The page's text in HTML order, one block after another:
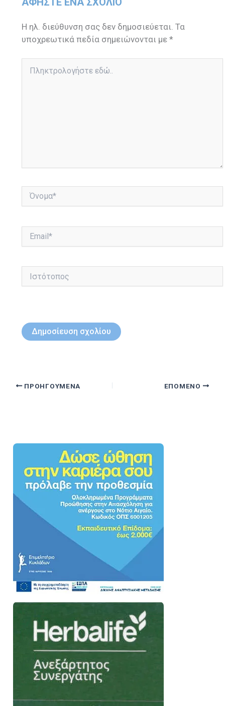
Η ηλ. διεύθυνση σας δεν δημοσιεύεται. Τα
υποχρεωτικά πεδία σημειώνονται με*
εδώ..
Όνομα*
Ιστότοπος
ΠΡΟΗΓΟΎΜΕΝΑ ΕΠΌΜΕΝΟ